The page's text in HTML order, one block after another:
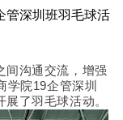
深圳班羽毛球活
间沟通交流，增强
学院19企管深圳
了羽毛球活动。